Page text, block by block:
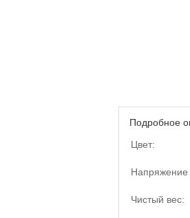
Подробное
Цвет:
Напряжение
Чистый вес: